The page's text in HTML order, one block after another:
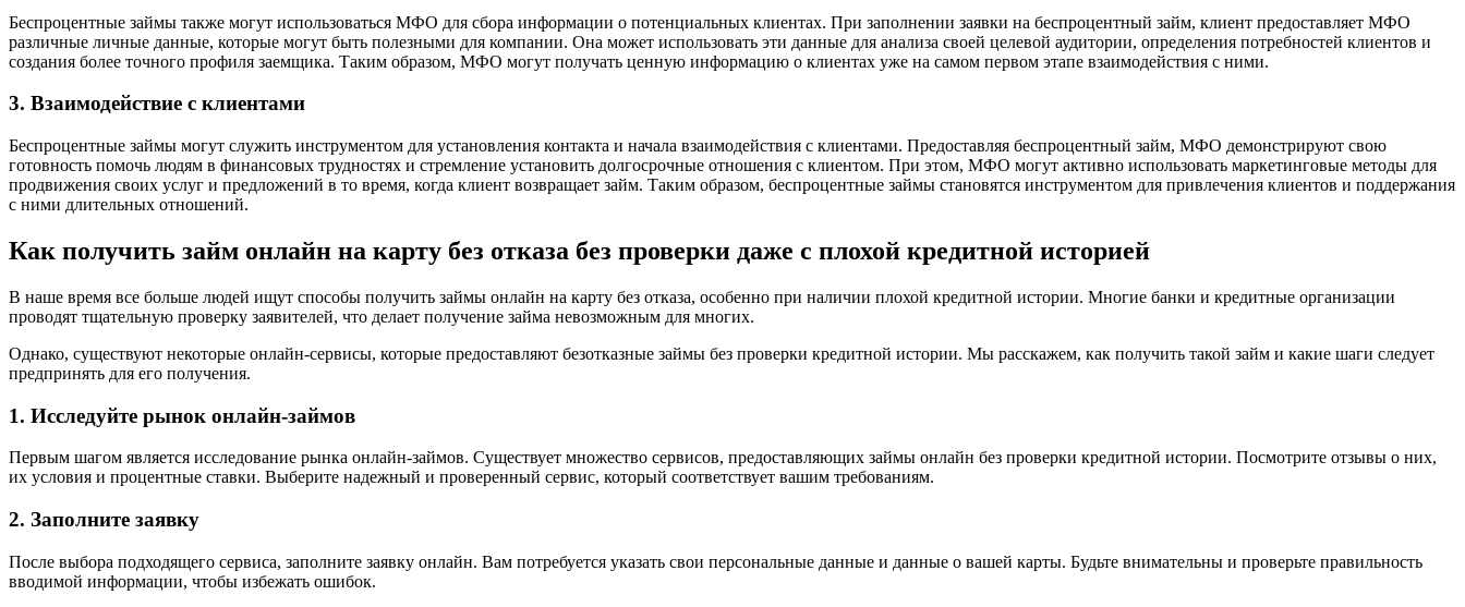
Беспроцентные займы также могут использоваться МФО для сбора информации о потенциальных клиентах. При заполнении заявки на беспроцентный займ, клиент предоставляет МФО
различные личные данные, которые могут быть полезными для компании. Она может использовать эти данные для анализа своей целевой аудитории, определения потребностей клиентов и
создания более точного профиля заемщика. Таким образом, МФО могут получать ценную информацию о клиентах уже на самом первом этапе взаимодействия с ними.
3. Взаимодействие с клиентами
Беспроцентные займы могут служить инструментом для установления контакта и начала взаимодействия с клиентами. Предоставляя беспроцентный займ, МФО демонстрируют свою
готовность помочь людям в финансовых трудностях и стремление установить долгосрочные отношения с клиентом. При этом, МФО могут активно использовать маркетинговые методы для
продвижения своих услуг и предложений в то время, когда клиент возвращает займ. Таким образом, беспроцентные займы становятся инструментом для привлечения клиентов и поддержания
с ними длительных отношений.
Как получить займ онлайн на карту без отказа без проверки даже с плохой кредитной историей
В наше время все больше людей ищут способы получить займы онлайн на карту без отказа, особенно при наличии плохой кредитной истории. Многие банки и кредитные организации
проводят тщательную проверку заявителей, что делает получение займа невозможным для многих.
Однако, существуют некоторые онлайн-сервисы, которые предоставляют безотказные займы без проверки кредитной истории. Мы расскажем, как получить такой займ и какие шаги следует
предпринять для его получения.
1. Исследуйте рынок онлайн-займов
Первым шагом является исследование рынка онлайн-займов. Существует множество сервисов, предоставляющих займы онлайн без проверки кредитной истории. Посмотрите отзывы о них,
их условия и процентные ставки. Выберите надежный и проверенный сервис, который соответствует вашим требованиям.
2. Заполните заявку
После выбора подходящего сервиса, заполните заявку онлайн. Вам потребуется указать свои персональные данные и данные о вашей карты. Будьте внимательны и проверьте правильность
вводимой информации, чтобы избежать ошибок.